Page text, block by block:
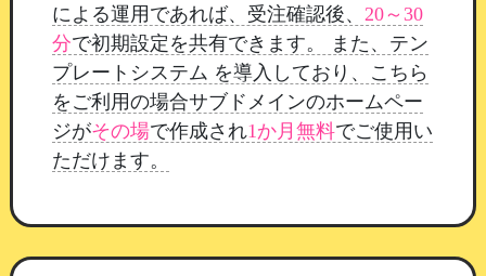
す）
4：交換に必要なポイントを入れます
5 ：説明文に、引き換え方法や注意書きを書
いておきます
6：「公開する」にして保存します
による運用であれば、受注確認後、 20～30
分で初期設定を共有できます。 また、テン
プレートシステム を導入しており、こちら
をご利用の場合サブドメインのホームペー
ジがその場で作成され1か月無料でご使用い
ただけます。